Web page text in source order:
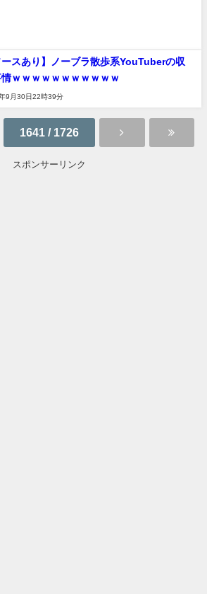
ースあり】ノーブラ散歩系YouTuberの収
情ｗｗｗｗｗｗｗｗｗｗｗ
9月30日22時39分
1641 / 1726
スポンサーリンク